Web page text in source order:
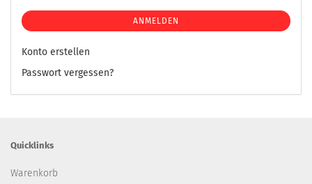
ANMELDEN
Konto erstellen
Passwort vergessen?
Quicklinks
Warenkorb